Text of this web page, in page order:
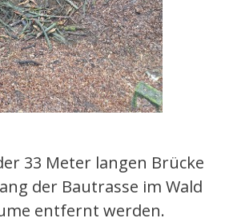
33 Meter langen Brücke
der Bautrasse im Wald
entfernt werden.